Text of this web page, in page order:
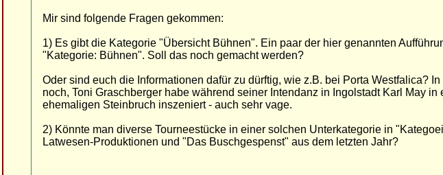
Mir sind folgende Fragen gekommen:
1) Es gibt die Kategorie "Übersicht Bühnen". Ein paar der hier genannten
"Kategorie: Bühnen". Soll das noch gemacht werden?
Oder sind euch die Informationen dafür zu dürftig, wie z.B. bei Porta Westfalica?
noch, Toni Graschberger habe während seiner Intendanz in Ingolstadt Karl May
ehemaligen Steinbruch inszeniert - auch sehr vage.
2) Könnte man diverse Tourneestücke in einer solchen Unterkategorie in
Latwesen-Produktionen und "Das Buschgespenst" aus dem letzten Jahr?